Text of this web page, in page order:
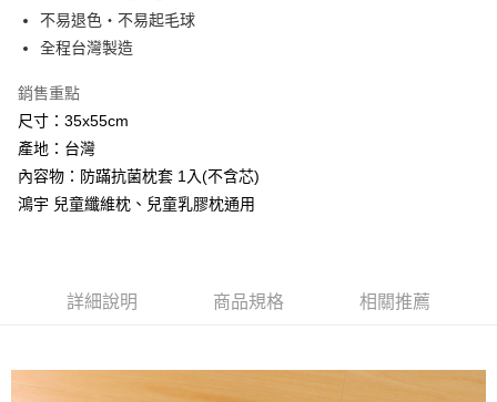
Google Pay
AFTEE先享後付
相關說明
AFTEE先享後付是「在收到商品之後才付款」的支付方式。 讓您購物簡單
便利好安心！
１．簡單：不需註冊會員、不需綁卡、不需儲值。
２．便利：只要手機號碼，簡訊認證，即可結帳。
１．於結帳方式選擇「AFTEE先享後付」後，將跳轉至「AFTEE先享後付」
結帳頁面，進行簡訊認證並確認金額後，即可完成結帳。
ATM／網路銀行／等多元方式進行付款，方視為交易完成。
※ 請注意：結帳手續完成當下不需立刻繳費，但若您需要取消訂單，請聯絡
ATM付款
運送方式
付款後全家取貨
7-11取貨付款
不易退色‧不易起毛球
全程台灣製造
銷售重點
尺寸：35x55cm
產地：台灣
內容物：防蹣抗菌枕套 1入(不含芯)
鴻宇 兒童纖維枕、兒童乳膠枕通用
詳細說明 商品規格 相關推薦